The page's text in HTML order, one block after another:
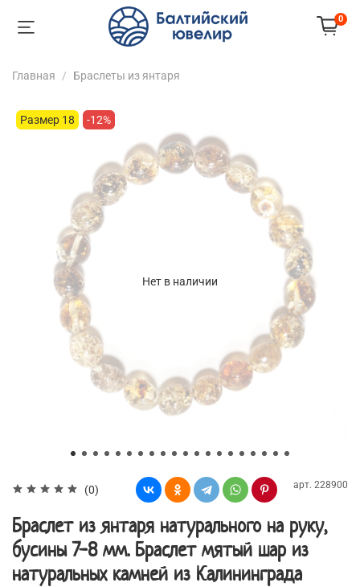
0
Главная Браслеты из янтаря
Нет в наличии
Размер 18 -12%
(0) арт. 228900
Браслет из янтаря натурального на руку,
бусины 7-8 мм. Браслет мятый шар из
натуральных камней из Калининграда